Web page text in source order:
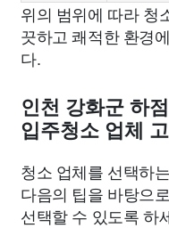
위의 범위에 따라 청
끗하고 쾌적한 환경
다.
인천 강화군 하
입주청소 업체
청소 업체를 선택하
다음의 팁을 바탕으
선택할 수 있도록 하